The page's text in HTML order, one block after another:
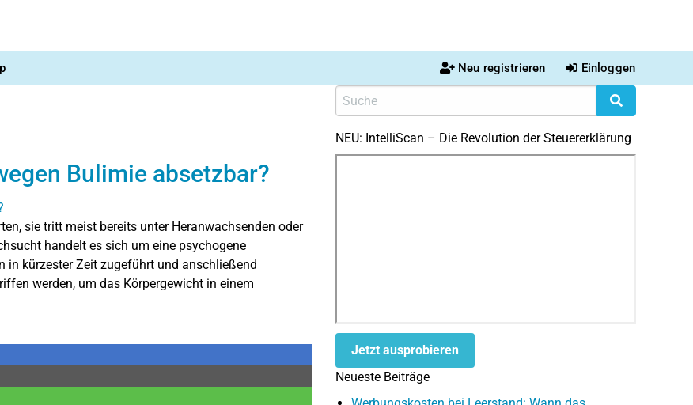
Neu registrieren Einloggen
Bulimie absetzbar?
sie tritt meist bereits unter Heranwachsenden oder
handelt es sich um eine psychogene
in kürzester Zeit zugeführt und anschließend
werden, um das Körpergewicht in einem
NEU: IntelliScan – Die Revolution der Steuererklärung
Jetzt ausprobieren
Neueste Beiträge